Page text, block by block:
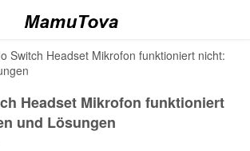
Switch Headset Mikrofon funktioniert nicht:
Headset Mikrofon funktioniert
und Lösungen